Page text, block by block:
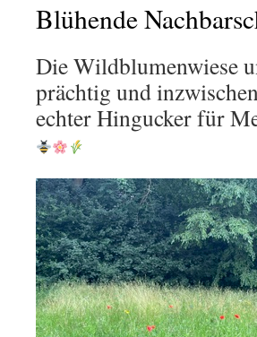
Blühende
Die Wildblumenwiese
prächtig und
echter Hingucker für